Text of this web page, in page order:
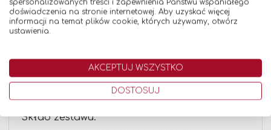
niwelujący ryzyko uszkodzenia elektrody podczas
rozpoczynania procesu spawania
VRD — umożliwia odłączenie łuku w momencie
odrywania elektrody od materiału oraz zapewni
bezpieczeństwo pracy podczas spawania
Skład zestawu:
spersonalizowanych treści i zapewnienia Państwu wspaniałego
doświadczenia na stronie internetowej. Aby uzyskać więcej
informacji na temat plików cookie, których używamy, otwórz
ustawienia.
AKCEPTUJ WSZYSTKO
DOSTOSUJ